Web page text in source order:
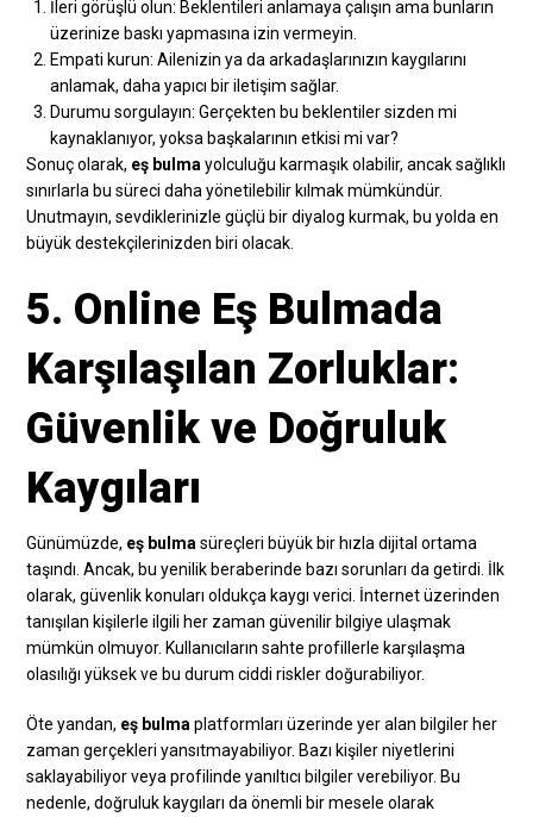
İleri görüşlü olun: Beklentileri anlamaya çalışın ama bunların
üzerinize baskı yapmasına izin vermeyin.
Empati kurun: Ailenizin ya da arkadaşlarınızın kaygılarını
anlamak, daha yapıcı bir iletişim sağlar.
Durumu sorgulayın: Gerçekten bu beklentiler sizden mi
kaynaklanıyor, yoksa başkalarının etkisi mi var?
Sonuç olarak, eş bulma yolculuğu karmaşık olabilir, ancak sağlıklı
sınırlarla bu süreci daha yönetilebilir kılmak mümkündür.
Unutmayın, sevdiklerinizle güçlü bir diyalog kurmak, bu yolda en
büyük destekçilerinizden biri olacak.
5. Online Eş Bulmada
Karşılaşılan Zorluklar:
Güvenlik ve Doğruluk
Kaygıları
Günümüzde, eş bulma süreçleri büyük bir hızla dijital ortama
taşındı. Ancak, bu yenilik beraberinde bazı sorunları da getirdi. İlk
olarak, güvenlik konuları oldukça kaygı verici. İnternet üzerinden
tanışılan kişilerle ilgili her zaman güvenilir bilgiye ulaşmak
mümkün olmuyor. Kullanıcıların sahte profillerle karşılaşma
olasılığı yüksek ve bu durum ciddi riskler doğurabiliyor.
Öte yandan, eş bulma platformları üzerinde yer alan bilgiler her
zaman gerçekleri yansıtmayabiliyor. Bazı kişiler niyetlerini
saklayabiliyor veya profilinde yanıltıcı bilgiler verebiliyor. Bu
nedenle, doğruluk kaygıları da önemli bir mesele olarak